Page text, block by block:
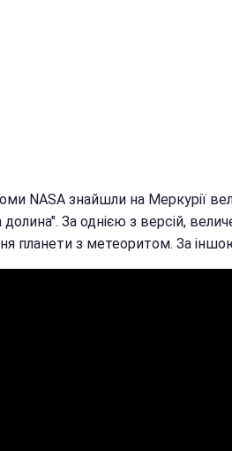
NASA знайшли на Меркурії
За однією з версій,
планети з метеоритом. За